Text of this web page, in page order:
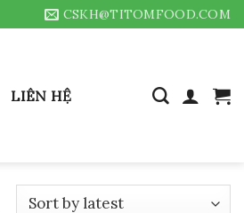
CSKH@TITOMFOOD.COM
LIÊN HỆ